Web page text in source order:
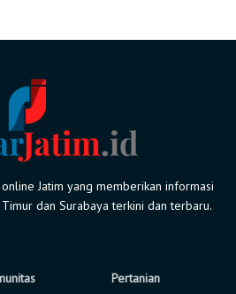
Jatim yang memberikan informasi
dan Surabaya terkini dan terbaru.
Pertanian